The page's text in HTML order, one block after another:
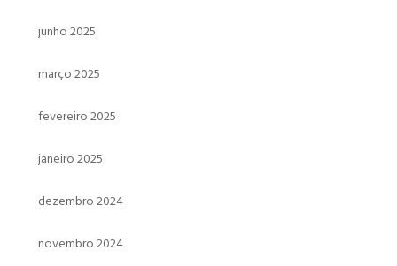
junho 2025
março 2025
fevereiro 2025
janeiro 2025
dezembro 2024
novembro 2024